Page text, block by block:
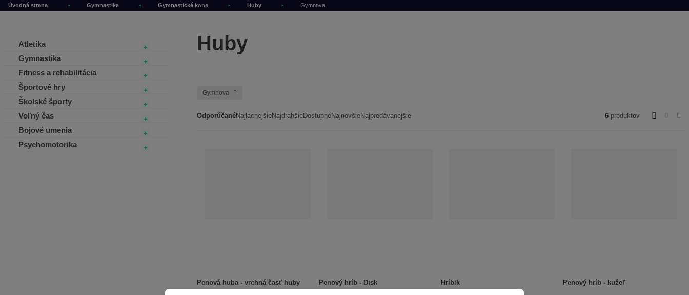
Úvodná strana Gymnastika Gymnastické kone Huby Gymnova
Huby
Gymnova
OdporúčanéNajlacnejšieNajdrahšieDostupnéNajnovšieNajpredávanejšie
t
o
6 produktov
Penová huba - vrchná časť huby Penový hríb - Disk Hríbik Penový hríb - kužeľ
Atletika
Gymnastika
Fitness a rehabilitácia
Športové hry
Školské športy
Voľný čas
Bojové umenia
Psychomotorika